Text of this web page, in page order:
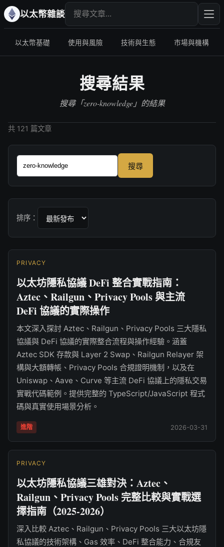
以太幣雜談 搜尋文章 輸入
以太幣基礎 使用與風險 技術與生態 市場與機構
搜尋結果
搜尋「zero-knowledge」的結果
共 121 篇文章
搜尋
排序：
PRIVACY
以太坊隱私協議 DeFi 整合實戰指南：
Aztec、Railgun、Privacy Pools 與主流
DeFi 協議的實際操作
本文深入探討 Aztec、Railgun、Privacy Pools 三大隱私
協議與 DeFi 協議的實際整合流程與操作經驗。涵蓋
Aztec SDK 存款與 Layer 2 Swap、Railgun Relayer 架
構與大額轉帳、Privacy Pools 合規證明機制，以及在
Uniswap、Aave、Curve 等主流 DeFi 協議上的隱私交易
實戰代碼範例。提供完整的 TypeScript/JavaScript 程式
碼與真實使用場景分析。
進階 2026-03-31
PRIVACY
以太坊隱私協議三雄對決：Aztec、
Railgun、Privacy Pools 完整比較與實戰選
擇指南（2025-2026）
深入比較 Aztec、Railgun、Privacy Pools 三大以太坊隱
私協議的技術架構、Gas 效率、DeFi 整合能力、合規友